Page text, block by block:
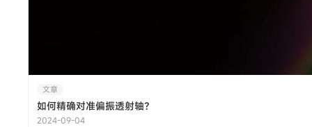
文章
如何精确对准偏振透射轴？
2024-09-04